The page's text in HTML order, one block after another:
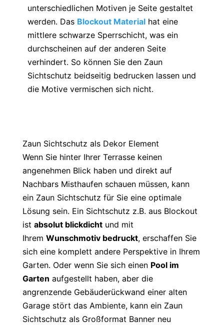
unterschiedlichen Motiven je Seite gestaltet
werden. Das Blockout Material hat eine
mittlere schwarze Sperrschicht, was ein
durchscheinen auf der anderen Seite
verhindert. So können Sie den Zaun
Sichtschutz beidseitig bedrucken lassen und
die Motive vermischen sich nicht.
Zaun Sichtschutz als Dekor Element
Wenn Sie hinter Ihrer Terrasse keinen
angenehmen Blick haben und direkt auf
Nachbars Misthaufen schauen müssen, kann
ein Zaun Sichtschutz für Sie eine optimale
Lösung sein. Ein Sichtschutz z.B. aus Blockout
ist absolut blickdichtund mit
Ihrem Wunschmotiv bedruckt, erschaffen Sie
sich eine komplett andere Perspektive in Ihrem
Garten. Oder wenn Sie sich einen Pool im
Garten aufgestellt haben, aber die
angrenzende Gebäuderückwand einer alten
Garage stört das Ambiente, kann ein Zaun
Sichtschutz als Großformat Banner neu